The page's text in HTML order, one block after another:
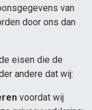
van
door ons dan
eisen die de
andere dat wij:
voordat wij